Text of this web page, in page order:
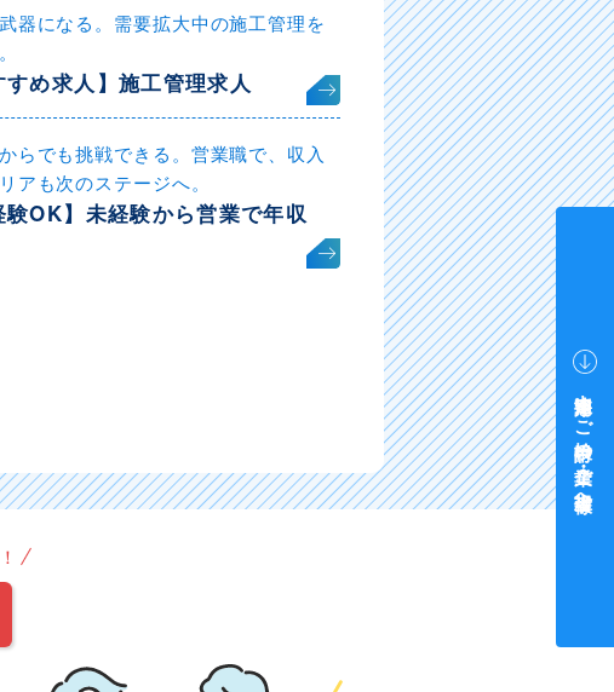
器になる。需要拡大中の施工管理を
すめ求人】施工管理求人
らでも挑戦できる。営業職で、収入
アも次のステージへ。
験OK】未経験から営業で年収
中途採用をご検討中の企業・ご担当者様へ